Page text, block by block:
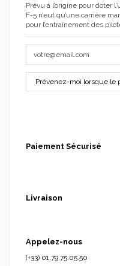
Prévu à l’origine pour doter
F-5 n’eut qu’une carrière
pour l’entraînement des
Paiement Sécurisé
Livraison
Appelez-nous
(+33) 01.79.75.05.50